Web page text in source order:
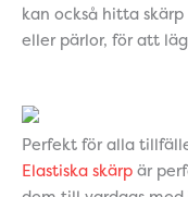
kan också hitta
eller pärlor, för att
Perfekt för alla
Elastiska skärp är